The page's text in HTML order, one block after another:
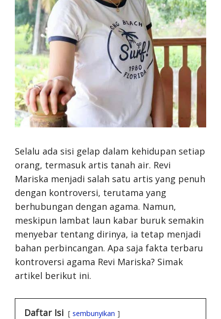
Selalu ada sisi gelap dalam kehidupan setiap
orang, termasuk artis tanah air. Revi
Mariska menjadi salah satu artis yang penuh
dengan kontroversi, terutama yang
berhubungan dengan agama. Namun,
meskipun lambat laun kabar buruk semakin
menyebar tentang dirinya, ia tetap menjadi
bahan perbincangan. Apa saja fakta terbaru
kontroversi agama Revi Mariska? Simak
artikel berikut ini.
Daftar Isi sembunyikan